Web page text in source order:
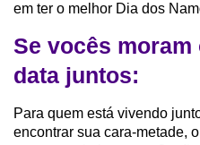
em ter o melhor Dia dos
Se vocês
data juntos:
Para quem está vivendo
encontrar sua cara-metade,